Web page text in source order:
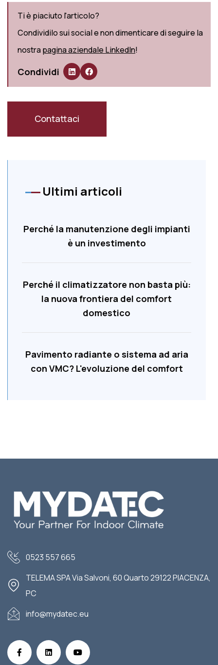
Ti è piaciuto l'articolo?
Condividilo sui social e non dimenticare di seguire la
nostrapagina aziendale LinkedIn!
Condividi
Contattaci
Ultimi articoli
Perché la manutenzione degli impianti
è un investimento
Perché il climatizzatore non basta più:
la nuova frontiera del comfort
domestico
Pavimento radiante o sistema ad aria
con VMC? L'evoluzione del comfort
0523 557 665
TELEMA SPA Via Salvoni, 60 Quarto 29122 PIACENZA,
PC
info@mydatec.eu